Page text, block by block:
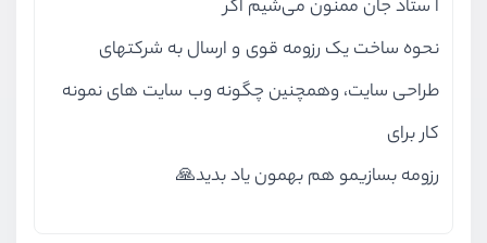
ا ستاد جان ممنون می‌شیم اگر
نحوه ساخت یک رزومه قوی و ارسال به شرکتهای
طراحی سایت، وهمچنین چگونه وب سایت های نمونه
کار برای
رزومه بسازیمو هم بهمون یاد بدید🙏